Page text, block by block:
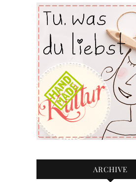
ARCHIVE